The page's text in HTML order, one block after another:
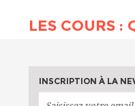
LES COURS :
INSCRIPTION À LA